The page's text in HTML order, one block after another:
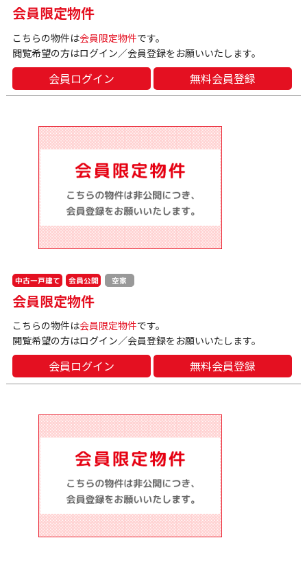
会員限定物件
こちらの物件は会員限定物件です。
閲覧希望の方はログイン／会員登録をお願いいたします。
会員ログイン 無料会員登録
中古一戸建て 会員公開 空家
会員限定物件
こちらの物件は会員限定物件です。
閲覧希望の方はログイン／会員登録をお願いいたします。
会員ログイン 無料会員登録